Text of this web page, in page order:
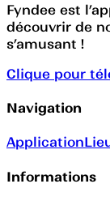
Fyndee est
découvrir de
s’amusant !
Clique pour
Navigation
Application
Informations